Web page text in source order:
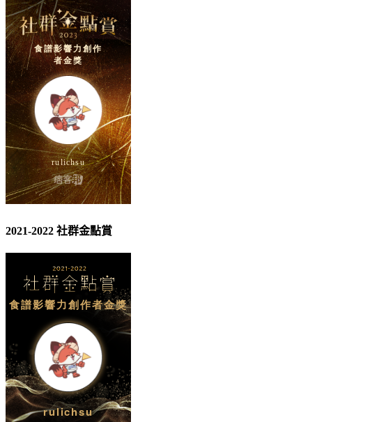
2021-2022 社群金點賞